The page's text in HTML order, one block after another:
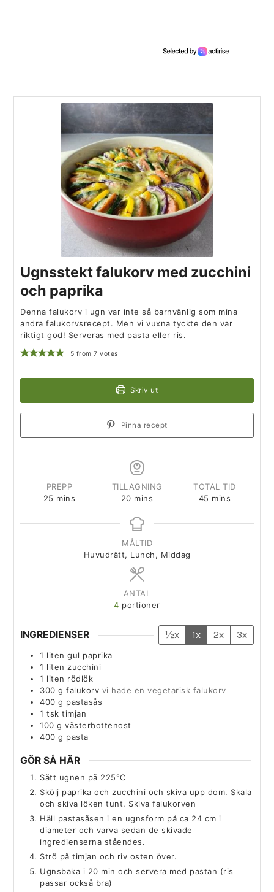
Ugnsstekt falukorv med zucchini
och paprika
Denna falukorv i ugn var inte så barnvänlig som mina
andra falukorvsrecept. Men vi vuxna tyckte den var
riktigt god! Serveras med pasta eller ris.
5 from7 votes
Skriv ut
Pinna recept
PREPP
25 mins
TILLAGNING
20 mins
TOTAL TID
45 mins
MÅLTID
Huvudrätt, Lunch, Middag
ANTAL
4 portioner
INGREDIENSER ½x 1x 2x 3x
1 liten gul paprika
1 liten zucchini
1 liten rödlök
300 g falukorv vi hade en vegetarisk falukorv
400 g pastasås
1 tsk timjan
100 g västerbottenost
400 g pasta
GÖR SÅ HÄR
Sätt ugnen på 225°C
Skölj paprika och zucchini och skiva upp dom. Skala
och skiva löken tunt. Skiva falukorven
Häll pastasåsen i en ugnsform på ca 24 cm i
diameter och varva sedan de skivade
ingredienserna ståendes.
Strö på timjan och riv osten över.
Ugnsbaka i 20 min och servera med pastan (ris
passar också bra)